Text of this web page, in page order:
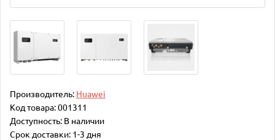
Производитель: Huawei
Код товара:001311
Доступность: В наличии
Срок доставки: 1-3 дня